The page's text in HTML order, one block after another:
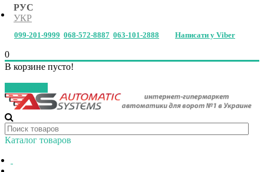
РУС
УКР
099-201-9999 068-572-8887 063-101-2888 Написати у Viber
0
В корзине пусто!
Каталог товаров